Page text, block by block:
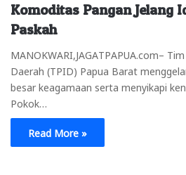
Komoditas Pangan Jelang
Paskah
MANOKWARI,JAGATPAPUA.com–
Daerah (TPID) Papua Barat
besar keagamaan serta menyikapi
Pokok…
Read More »